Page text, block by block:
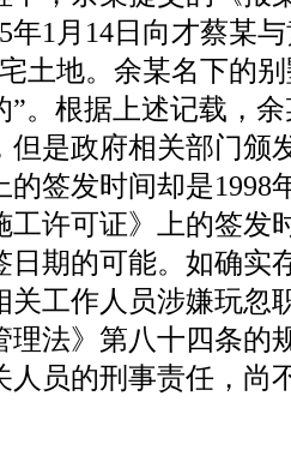
年1月14日向才蔡某
土地。余某名下的
”。根据上述记载，
但是政府相关部门颁
签发时间却是1998
工许可证》上的签发
日期的可能。如确实
关工作人员涉嫌玩忽
理法》第八十四条的
人员的刑事责任，尚